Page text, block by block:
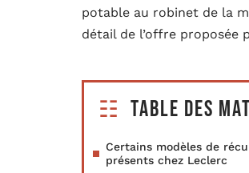
potable au robinet de la
détail de l’offre proposée
Table des
Certains modèles de
présents chez Leclerc